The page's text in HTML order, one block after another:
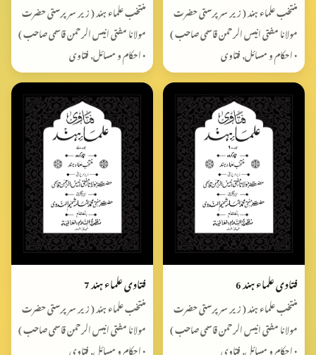
منتخب علماء ہند ( زیر سرپرستی حضرت
مولانا مفتی انیس الرحمن قاسمی صاحب )
• احکام و مسائل, فتاوی
منتخب علماء ہند ( زیر سرپرستی حضرت
مولانا مفتی انیس الرحمن قاسمی صاحب )
• احکام و مسائل, فتاوی
فتاوی علماء ہند 6
منتخب علماء ہند ( زیر سرپرستی حضرت
مولانا مفتی انیس الرحمن قاسمی صاحب )
• احکام و مسائل, فتاوی
فتاوی علماء ہند 7
منتخب علماء ہند ( زیر سرپرستی حضرت
مولانا مفتی انیس الرحمن قاسمی صاحب )
• احکام و مسائل, فتاوی